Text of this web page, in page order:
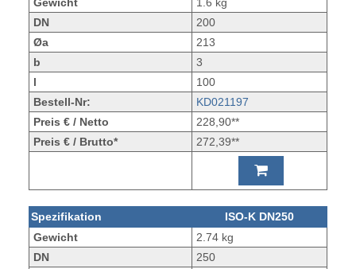
DN
200
Øa
213
b
3
l
100
Bestell-Nr:
KD021197
Preis € / Netto
228,90**
Preis € / Brutto*
272,39**
Spezifikation
ISO-K DN250
Gewicht
2.74 kg
DN
250